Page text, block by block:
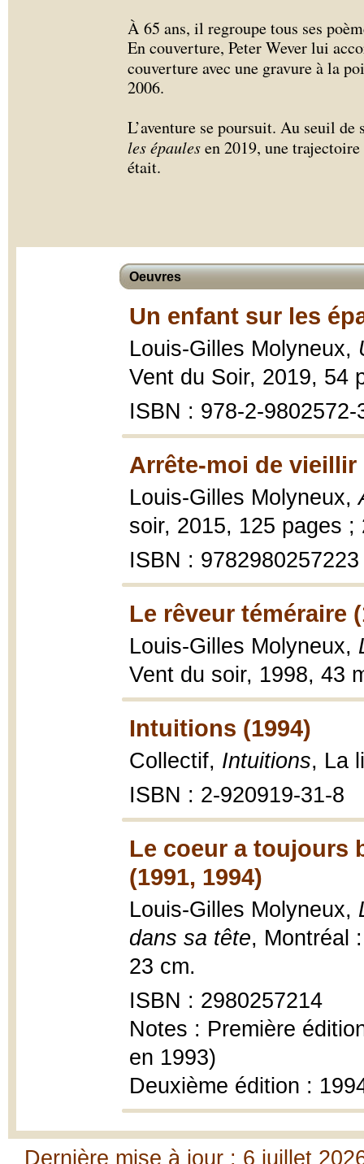
À 65 ans, il regroupe tous ses
En couverture, Peter Wever lui
couverture avec une gravure à la
2006.
L’aventure se poursuit. Au seuil
les épaulesen 2019, une
était.
Oeuvres
Un enfant sur les
Louis-Gilles Molyneux,
Vent du Soir, 2019, 54
ISBN : 978-2-9802572-
Arrête-moi de vieillir
Louis-Gilles Molyneux,
soir, 2015, 125 pages ;
ISBN : 9782980257223
Le rêveur téméraire
Louis-Gilles Molyneux,
Vent du soir, 1998, 43
Intuitions (1994)
Collectif, Intuitions, La
ISBN : 2-920919-31-8
Le coeur a toujours
(1991, 1994)
Louis-Gilles Molyneux,
dans sa tête, Montréal
23 cm.
ISBN : 2980257214
Notes : Première
en 1993)
Deuxième édition :
Dernière mise à jour : 6 juillet